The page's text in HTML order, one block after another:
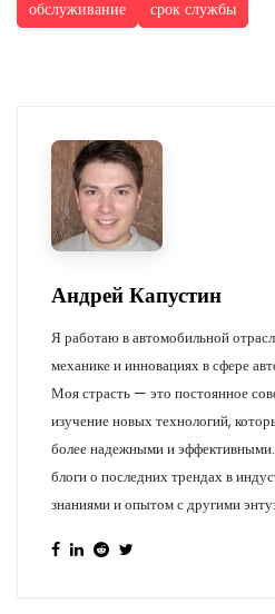
обслуживание срок службы
Андрей Капустин
Я работаю в автомобильной
механике и инновациях в сфере
Моя страсть — это постоянное
изучение новых технологий,
более надежными и
блоги о последних трендах в
знаниями и опытом с другими